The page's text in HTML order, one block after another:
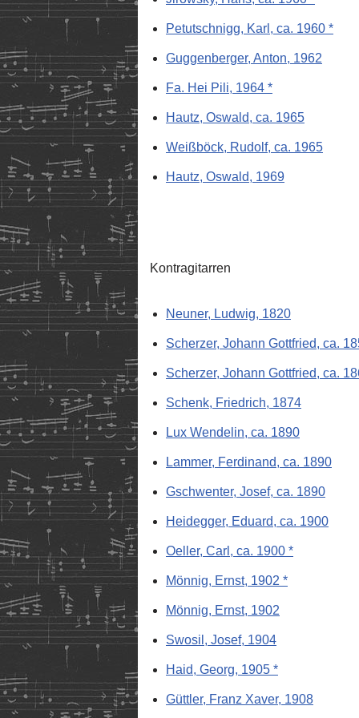
Petutschnigg, Karl, ca. 1960 *
Guggenberger, Anton, 1962
Fa. Hei Pili, 1964 *
Hautz, Oswald, ca. 1965
Weißböck, Rudolf, ca. 1965
Hautz, Oswald, 1969
Kontragitarren
Neuner, Ludwig, 1820
Scherzer, Johann Gottfried, ca.
Scherzer, Johann Gottfried, ca.
Schenk, Friedrich, 1874
Lux Wendelin, ca. 1890
Lammer, Ferdinand, ca. 1890
Gschwenter, Josef, ca. 1890
Heidegger, Eduard, ca. 1900
Oeller, Carl, ca. 1900 *
Mönnig, Ernst, 1902 *
Mönnig, Ernst, 1902
Swosil, Josef, 1904
Haid, Georg, 1905 *
Güttler, Franz Xaver, 1908